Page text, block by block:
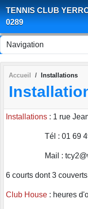
TENNIS CLUB
0289
Accueil Installations
Installations : 1 rue
Tél : 01 69 49
Mail :
6 courts dont 3
Club House : heures
Panneau de gestion des